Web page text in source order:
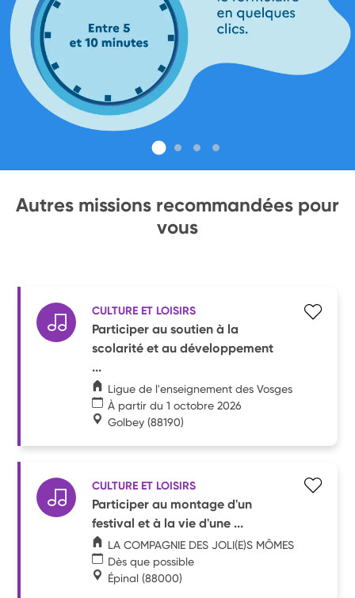
Autres missions recommandées pour
vous
CULTURE ET LOISIRS
Participer au soutien à la
scolarité et au développement
...
Ligue de l'enseignement des Vosges
À partir du 1 octobre 2026
Golbey (88190)
CULTURE ET LOISIRS
Participer au montage d'un
festival et à la vie d'une ...
LA COMPAGNIE DES JOLI(E)S MÔMES
Dès que possible
Épinal (88000)